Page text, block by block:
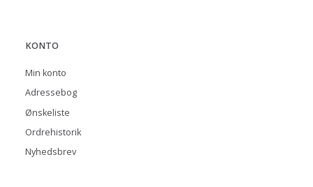
KONTO
Min konto
Adressebog
Ønskeliste
Ordrehistorik
Nyhedsbrev